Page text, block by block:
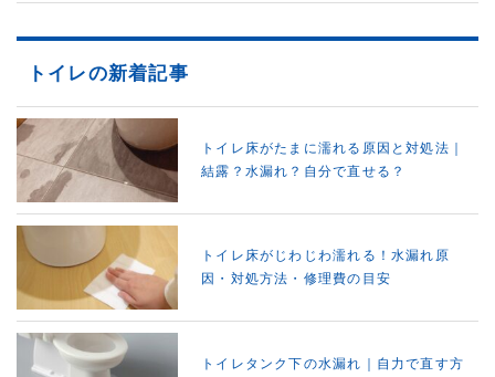
トイレの新着記事
トイレ床がたまに濡れる原因と対処法｜
結露？水漏れ？自分で直せる？
トイレ床がじわじわ濡れる！水漏れ原
因・対処方法・修理費の目安
トイレタンク下の水漏れ｜自力で直す方